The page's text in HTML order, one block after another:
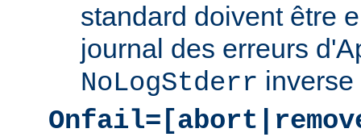
standard doivent être
journal des erreurs
NoLogStderr